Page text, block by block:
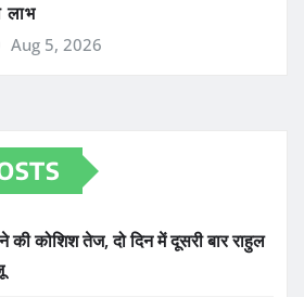
लाभ
Aug 5, 2026
कोशिश तेज, दो दिन में दूसरी बार राहुल